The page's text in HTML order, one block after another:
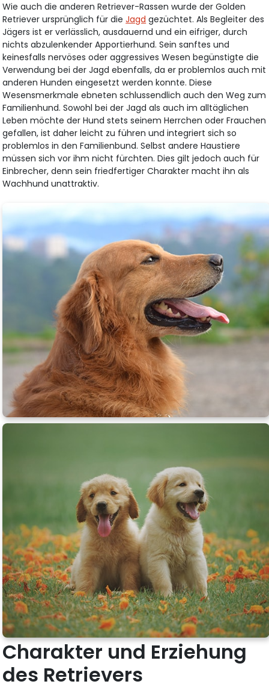
Wie auch die anderen Retriever-Rassen wurde der Golden
Retriever ursprünglich für dieJagd gezüchtet. Als Begleiter des
Jägers ist er verlässlich, ausdauernd und ein eifriger, durch
nichts abzulenkender Apportierhund. Sein sanftes und
keinesfalls nervöses oder aggressives Wesen begünstigte die
Verwendung bei der Jagd ebenfalls, da er problemlos auch mit
anderen Hunden eingesetzt werden konnte. Diese
Wesensmerkmale ebneten schlussendlich auch den Weg zum
Familienhund. Sowohl bei der Jagd als auch im alltäglichen
Leben möchte der Hund stets seinem Herrchen oder Frauchen
gefallen, ist daher leicht zu führen und integriert sich so
problemlos in den Familienbund. Selbst andere Haustiere
müssen sich vor ihm nicht fürchten. Dies gilt jedoch auch für
Einbrecher, denn sein friedfertiger Charakter macht ihn als
Wachhund unattraktiv.
Charakter und Erziehung
des Retrievers